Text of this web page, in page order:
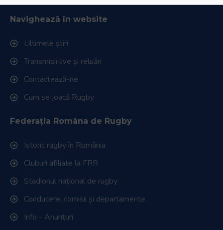
Navighează în website
Ultimele știri
Transmisii live și reluări
Contactează-ne
Cum se joacă Rugby
Federația Româna de Rugby
Istoric rugby în România
Cluburi afiliate la FRR
Stadionul național de rugby
Conducere, comisii și departamente
Info - Anunțuri